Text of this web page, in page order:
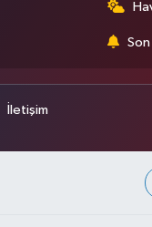
İletişim